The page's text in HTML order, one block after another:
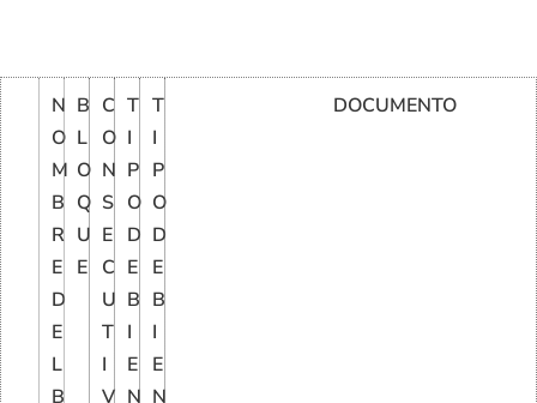
N
O
M
B
R
E
D
E
L
B
B
L
O
Q
U
E
C
O
N
S
E
C
U
T
I
V
T
I
P
O
D
E
B
I
E
N
T
I
P
O
D
E
B
I
E
N
DOCUMENTO